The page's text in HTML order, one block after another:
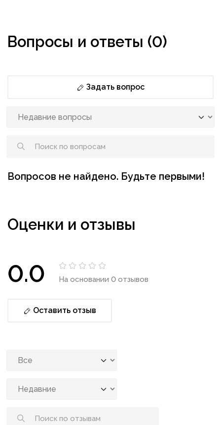
Вопросы и ответы (0)
Задать вопрос
Вопросов не найдено. Будьте первыми!
Оценки и отзывы
0.0 На основании 0 отзывов
Оставить отзыв